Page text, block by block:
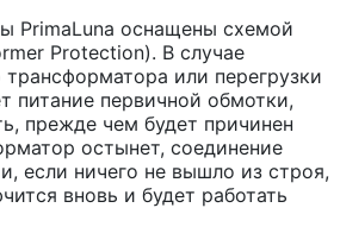
PrimaLuna оснащены схемой
Protection). В случае
трансформатора или перегрузки
питание первичной обмотки,
прежде чем будет причинен
остынет, соединение
если ничего не вышло из строя,
вновь и будет работать